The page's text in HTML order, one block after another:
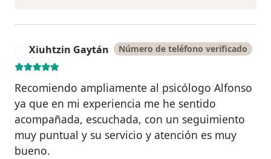
Xiuhtzin Gaytán Número de teléfono verificado
Recomiendo ampliamente al psicólogo Alfonso
ya que en mi experiencia me he sentido
acompañada, escuchada, con un seguimiento
muy puntual y su servicio y atención es muy
bueno.